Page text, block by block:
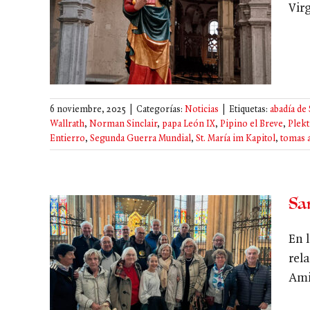
6 noviembre, 2025 Categorías: Noticias Etiquetas: abadía
Wallrath, Norman Sinclair, papa León IX, Pipino el Breve,
Entierro, Segunda Guerra Mundial, St. María im Kapitol, tomas
En